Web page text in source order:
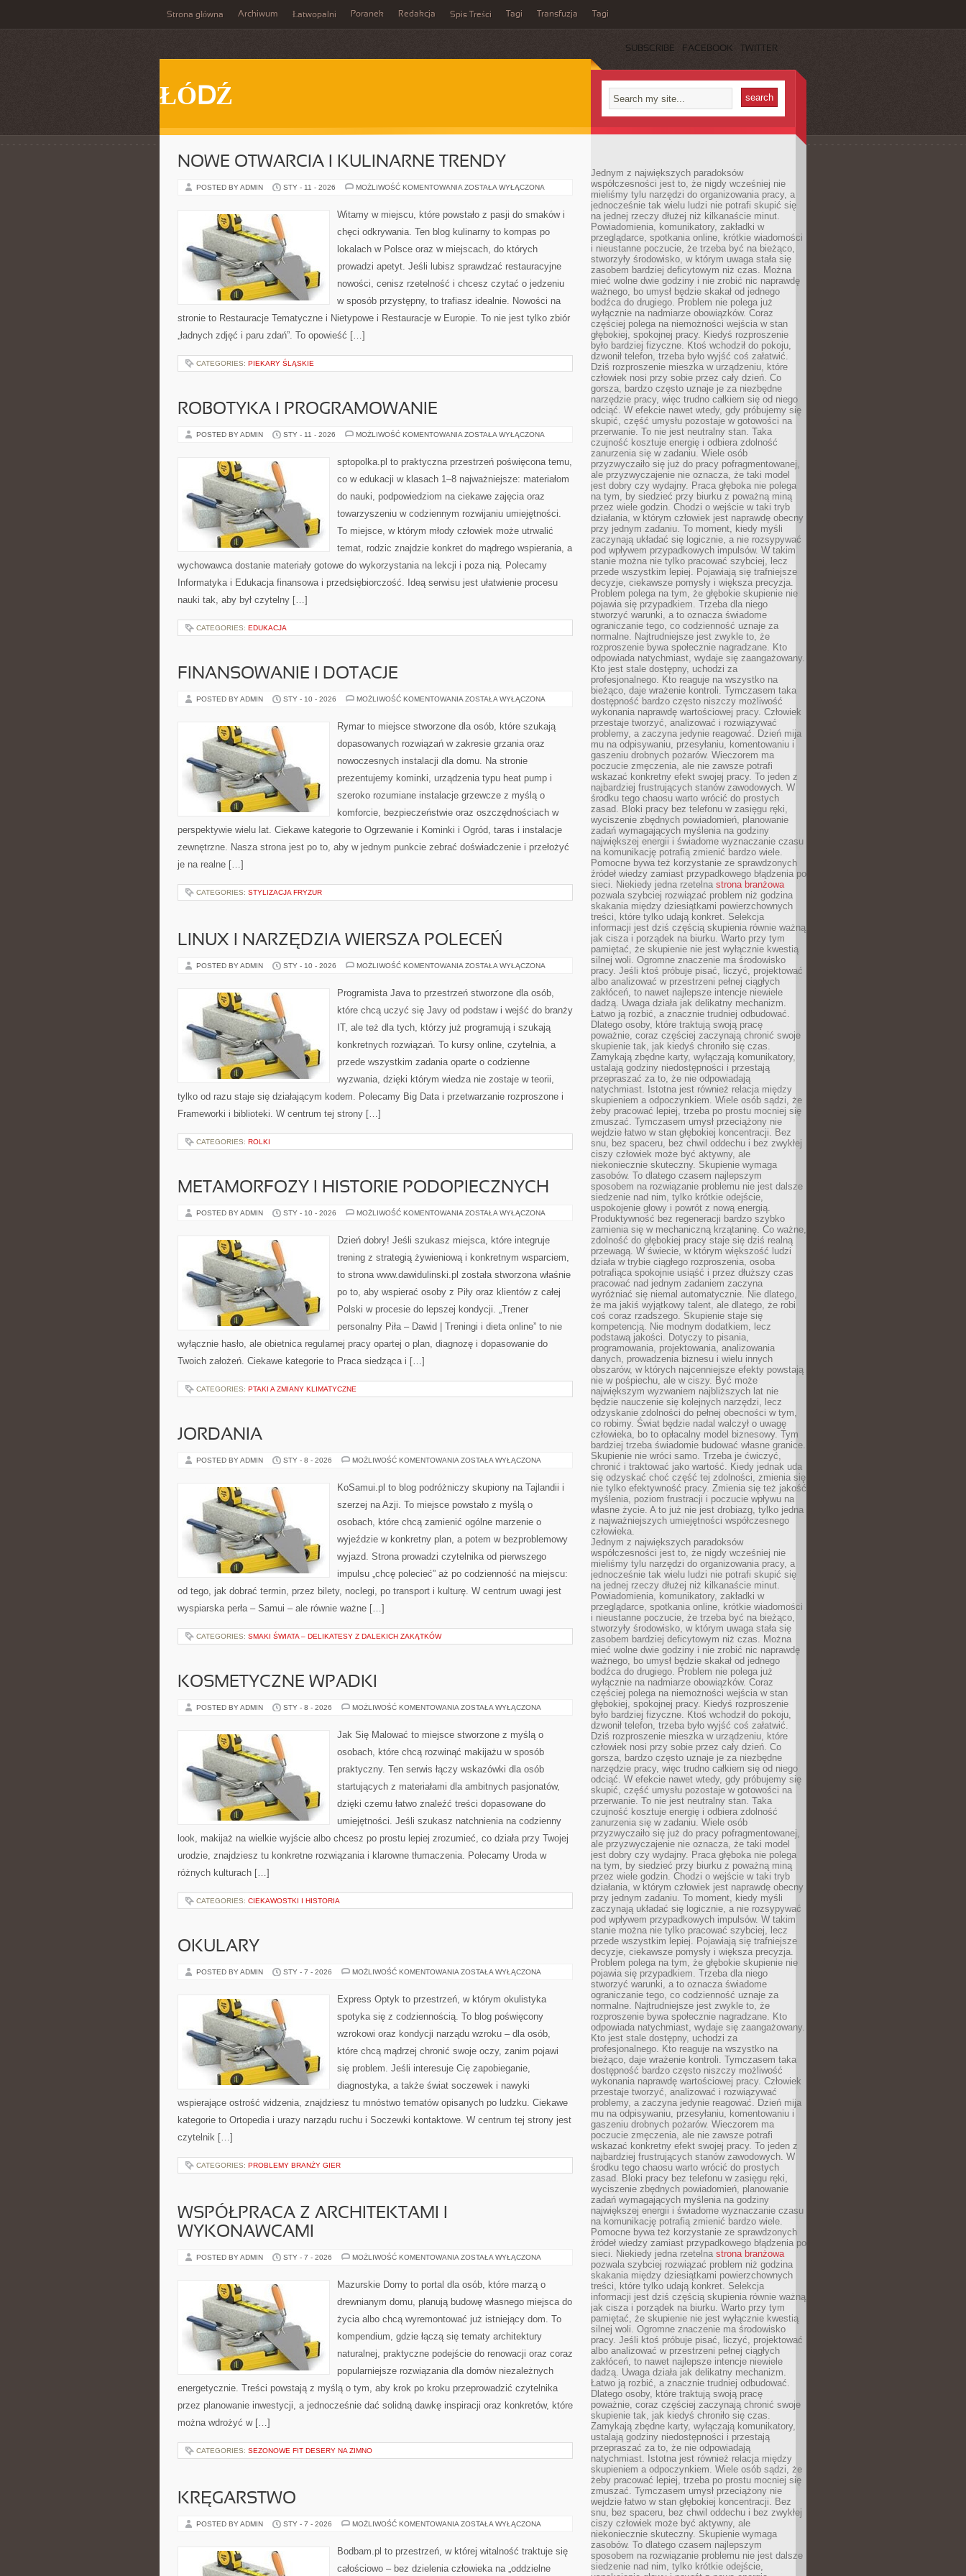
Strona główna Archiwum Łatwopalni Poranek Redakcja Spis Treści Tagi Transfuzja Tagi
SUBSCRIBE FACEBOOK TWITTER
ŁÓDŹ
NOWE OTWARCIA I KULINARNE TRENDY
POSTED BY ADMIN STY - 11 - 2026 MOŻLIWOŚĆ KOMENTOWANIA NOWE
KULINARNE
TRENDY
ZOSTAŁA WYŁĄCZONA
Witamy w miejscu, które powstało z pasji do smaków i
chęci odkrywania. Ten blog kulinarny to kompas po
lokalach w Polsce oraz w miejscach, do których
prowadzi apetyt. Jeśli lubisz sprawdzać restauracyjne
nowości, cenisz rzetelność i chcesz czytać o jedzeniu
w sposób przystępny, to trafiasz idealnie. Nowości na
stronie to Restauracje Tematyczne i Nietypowe i Restauracje w Europie. To nie jest tylko zbiór
„ładnych zdjęć i paru zdań”. To opowieść […]
CATEGORIES: PIEKARY ŚLĄSKIE
ROBOTYKA I PROGRAMOWANIE
POSTED BY ADMIN STY - 11 - 2026 MOŻLIWOŚĆ KOMENTOWANIA ROBOTYKA
ZOSTAŁA WYŁĄCZONA
sptopolka.pl to praktyczna przestrzeń poświęcona temu,
co w edukacji w klasach 1–8 najważniejsze: materiałom
do nauki, podpowiedziom na ciekawe zajęcia oraz
towarzyszeniu w codziennym rozwijaniu umiejętności.
To miejsce, w którym młody człowiek może utrwalić
temat, rodzic znajdzie konkret do mądrego wspierania, a
wychowawca dostanie materiały gotowe do wykorzystania na lekcji i poza nią. Polecamy
Informatyka i Edukacja finansowa i przedsiębiorczość. Ideą serwisu jest ułatwienie procesu
nauki tak, aby był czytelny […]
CATEGORIES: EDUKACJA
FINANSOWANIE I DOTACJE
POSTED BY ADMIN STY - 10 - 2026 MOŻLIWOŚĆ KOMENTOWANIA FINANSOWANIE
ZOSTAŁA WYŁĄCZONA
Rymar to miejsce stworzone dla osób, które szukają
dopasowanych rozwiązań w zakresie grzania oraz
nowoczesnych instalacji dla domu. Na stronie
prezentujemy kominki, urządzenia typu heat pump i
szeroko rozumiane instalacje grzewcze z myślą o
komforcie, bezpieczeństwie oraz oszczędnościach w
perspektywie wielu lat. Ciekawe kategorie to Ogrzewanie i Kominki i Ogród, taras i instalacje
zewnętrzne. Nasza strona jest po to, aby w jednym punkcie zebrać doświadczenie i przełożyć
je na realne […]
CATEGORIES: STYLIZACJA FRYZUR
LINUX I NARZĘDZIA WIERSZA POLECEŃ
POSTED BY ADMIN STY - 10 - 2026 MOŻLIWOŚĆ KOMENTOWANIA LINUX
WIERSZA
POLECEŃ
ZOSTAŁA WYŁĄCZONA
Programista Java to przestrzeń stworzone dla osób,
które chcą uczyć się Javy od podstaw i wejść do branży
IT, ale też dla tych, którzy już programują i szukają
konkretnych rozwiązań. To kursy online, czytelnia, a
przede wszystkim zadania oparte o codzienne
wyzwania, dzięki którym wiedza nie zostaje w teorii,
tylko od razu staje się działającym kodem. Polecamy Big Data i przetwarzanie rozproszone i
Frameworki i biblioteki. W centrum tej strony […]
CATEGORIES: ROLKI
METAMORFOZY I HISTORIE PODOPIECZNYCH
POSTED BY ADMIN STY - 10 - 2026 MOŻLIWOŚĆ KOMENTOWANIA METAMORFOZY
PODOPIECZNYCH
ZOSTAŁA WYŁĄCZONA
Dzień dobry! Jeśli szukasz miejsca, które integruje
trening z strategią żywieniową i konkretnym wsparciem,
to strona www.dawidulinski.pl została stworzona właśnie
po to, aby wspierać osoby z Piły oraz klientów z całej
Polski w procesie do lepszej kondycji. „Trener
personalny Piła – Dawid | Treningi i dieta online” to nie
wyłącznie hasło, ale obietnica regularnej pracy opartej o plan, diagnozę i dopasowanie do
Twoich założeń. Ciekawe kategorie to Praca siedząca i […]
CATEGORIES: PTAKI A ZMIANY KLIMATYCZNE
JORDANIA
POSTED BY ADMIN STY - 8 - 2026 MOŻLIWOŚĆ KOMENTOWANIA JORDANIA
ZOSTAŁA WYŁĄCZONA
KoSamui.pl to blog podróżniczy skupiony na Tajlandii i
szerzej na Azji. To miejsce powstało z myślą o
osobach, które chcą zamienić ogólne marzenie o
wyjeździe w konkretny plan, a potem w bezproblemowy
wyjazd. Strona prowadzi czytelnika od pierwszego
impulsu „chcę polecieć” aż po codzienność na miejscu:
od tego, jak dobrać termin, przez bilety, noclegi, po transport i kulturę. W centrum uwagi jest
wyspiarska perła – Samui – ale równie ważne […]
CATEGORIES: SMAKI ŚWIATA – DELIKATESY Z DALEKICH ZAKĄTKÓW
KOSMETYCZNE WPADKI
POSTED BY ADMIN STY - 8 - 2026 MOŻLIWOŚĆ KOMENTOWANIA KOSMETYCZNE
ZOSTAŁA WYŁĄCZONA
Jak Się Malować to miejsce stworzone z myślą o
osobach, które chcą rozwinąć makijażu w sposób
praktyczny. Ten serwis łączy wskazówki dla osób
startujących z materiałami dla ambitnych pasjonatów,
dzięki czemu łatwo znaleźć treści dopasowane do
umiejętności. Jeśli szukasz natchnienia na codzienny
look, makijaż na wielkie wyjście albo chcesz po prostu lepiej zrozumieć, co działa przy Twojej
urodzie, znajdziesz tu konkretne rozwiązania i klarowne tłumaczenia. Polecamy Uroda w
różnych kulturach […]
CATEGORIES: CIEKAWOSTKI I HISTORIA
OKULARY
POSTED BY ADMIN STY - 7 - 2026 MOŻLIWOŚĆ KOMENTOWANIA OKULARY
ZOSTAŁA WYŁĄCZONA
Express Optyk to przestrzeń, w którym okulistyka
spotyka się z codziennością. To blog poświęcony
wzrokowi oraz kondycji narządu wzroku – dla osób,
które chcą mądrzej chronić swoje oczy, zanim pojawi
się problem. Jeśli interesuje Cię zapobieganie,
diagnostyka, a także świat soczewek i nawyki
wspierające ostrość widzenia, znajdziesz tu mnóstwo tematów opisanych po ludzku. Ciekawe
kategorie to Ortopedia i urazy narządu ruchu i Soczewki kontaktowe. W centrum tej strony jest
czytelnik […]
CATEGORIES: PROBLEMY BRANŻY GIER
WSPÓŁPRACA Z ARCHITEKTAMI I
WYKONAWCAMI
POSTED BY ADMIN STY - 7 - 2026 MOŻLIWOŚĆ KOMENTOWANIA WSPÓŁPRACA
WYKONAWCAMI
ZOSTAŁA WYŁĄCZONA
Mazurskie Domy to portal dla osób, które marzą o
drewnianym domu, planują budowę własnego miejsca do
życia albo chcą wyremontować już istniejący dom. To
kompendium, gdzie łączą się tematy architektury
naturalnej, praktyczne podejście do renowacji oraz coraz
popularniejsze rozwiązania dla domów niezależnych
energetycznie. Treści powstają z myślą o tym, aby krok po kroku przeprowadzić czytelnika
przez planowanie inwestycji, a jednocześnie dać solidną dawkę inspiracji oraz konkretów, które
można wdrożyć w […]
CATEGORIES: SEZONOWE FIT DESERY NA ZIMNO
KRĘGARSTWO
POSTED BY ADMIN STY - 7 - 2026 MOŻLIWOŚĆ KOMENTOWANIA KRĘGARSTWO
ZOSTAŁA WYŁĄCZONA
Bodbam.pl to przestrzeń, w której witalność traktuje się
całościowo – bez dzielenia człowieka na „oddzielne
Jednym z największych paradoksów
współczesności jest to, że nigdy wcześniej nie
mieliśmy tylu narzędzi do organizowania pracy, a
jednocześnie tak wielu ludzi nie potrafi skupić się
na jednej rzeczy dłużej niż kilkanaście minut.
Powiadomienia, komunikatory, zakładki w
przeglądarce, spotkania online, krótkie wiadomości
i nieustanne poczucie, że trzeba być na bieżąco,
stworzyły środowisko, w którym uwaga stała się
zasobem bardziej deficytowym niż czas. Można
mieć wolne dwie godziny i nie zrobić nic naprawdę
ważnego, bo umysł będzie skakał od jednego
bodźca do drugiego. Problem nie polega już
wyłącznie na nadmiarze obowiązków. Coraz
częściej polega na niemożności wejścia w stan
głębokiej, spokojnej pracy. Kiedyś rozproszenie
było bardziej fizyczne. Ktoś wchodził do pokoju,
dzwonił telefon, trzeba było wyjść coś załatwić.
Dziś rozproszenie mieszka w urządzeniu, które
człowiek nosi przy sobie przez cały dzień. Co
gorsza, bardzo często uznaje je za niezbędne
narzędzie pracy, więc trudno całkiem się od niego
odciąć. W efekcie nawet wtedy, gdy próbujemy się
skupić, część umysłu pozostaje w gotowości na
przerwanie. To nie jest neutralny stan. Taka
czujność kosztuje energię i odbiera zdolność
zanurzenia się w zadaniu. Wiele osób
przyzwyczaiło się już do pracy pofragmentowanej,
ale przyzwyczajenie nie oznacza, że taki model
jest dobry czy wydajny. Praca głęboka nie polega
na tym, by siedzieć przy biurku z poważną miną
przez wiele godzin. Chodzi o wejście w taki tryb
działania, w którym człowiek jest naprawdę obecny
przy jednym zadaniu. To moment, kiedy myśli
zaczynają układać się logicznie, a nie rozsypywać
pod wpływem przypadkowych impulsów. W takim
stanie można nie tylko pracować szybciej, lecz
przede wszystkim lepiej. Pojawiają się trafniejsze
decyzje, ciekawsze pomysły i większa precyzja.
Problem polega na tym, że głębokie skupienie nie
pojawia się przypadkiem. Trzeba dla niego
stworzyć warunki, a to oznacza świadome
ograniczanie tego, co codzienność uznaje za
normalne. Najtrudniejsze jest zwykle to, że
rozproszenie bywa społecznie nagradzane. Kto
odpowiada natychmiast, wydaje się zaangażowany.
Kto jest stale dostępny, uchodzi za
profesjonalnego. Kto reaguje na wszystko na
bieżąco, daje wrażenie kontroli. Tymczasem taka
dostępność bardzo często niszczy możliwość
wykonania naprawdę wartościowej pracy. Człowiek
przestaje tworzyć, analizować i rozwiązywać
problemy, a zaczyna jedynie reagować. Dzień mija
mu na odpisywaniu, przesyłaniu, komentowaniu i
gaszeniu drobnych pożarów. Wieczorem ma
poczucie zmęczenia, ale nie zawsze potrafi
wskazać konkretny efekt swojej pracy. To jeden z
najbardziej frustrujących stanów zawodowych. W
środku tego chaosu warto wrócić do prostych
zasad. Bloki pracy bez telefonu w zasięgu ręki,
wyciszenie zbędnych powiadomień, planowanie
zadań wymagających myślenia na godziny
największej energii i świadome wyznaczanie czasu
na komunikację potrafią zmienić bardzo wiele.
Pomocne bywa też korzystanie ze sprawdzonych
źródeł wiedzy zamiast przypadkowego błądzenia po
sieci. Niekiedy jedna rzetelna strona branżowa
pozwala szybciej rozwiązać problem niż godzina
skakania między dziesiątkami powierzchownych
treści, które tylko udają konkret. Selekcja
informacji jest dziś częścią skupienia równie ważną
jak cisza i porządek na biurku. Warto przy tym
pamiętać, że skupienie nie jest wyłącznie kwestią
silnej woli. Ogromne znaczenie ma środowisko
pracy. Jeśli ktoś próbuje pisać, liczyć, projektować
albo analizować w przestrzeni pełnej ciągłych
zakłóceń, to nawet najlepsze intencje niewiele
dadzą. Uwaga działa jak delikatny mechanizm.
Łatwo ją rozbić, a znacznie trudniej odbudować.
Dlatego osoby, które traktują swoją pracę
poważnie, coraz częściej zaczynają chronić swoje
skupienie tak, jak kiedyś chroniło się czas.
Zamykają zbędne karty, wyłączają komunikatory,
ustalają godziny niedostępności i przestają
przepraszać za to, że nie odpowiadają
natychmiast. Istotna jest również relacja między
skupieniem a odpoczynkiem. Wiele osób sądzi, że
żeby pracować lepiej, trzeba po prostu mocniej się
zmuszać. Tymczasem umysł przeciążony nie
wejdzie łatwo w stan głębokiej koncentracji. Bez
snu, bez spaceru, bez chwil oddechu i bez zwykłej
ciszy człowiek może być aktywny, ale
niekoniecznie skuteczny. Skupienie wymaga
zasobów. To dlatego czasem najlepszym
sposobem na rozwiązanie problemu nie jest dalsze
siedzenie nad nim, tylko krótkie odejście,
uspokojenie głowy i powrót z nową energią.
Produktywność bez regeneracji bardzo szybko
zamienia się w mechaniczną krzątaninę. Co ważne,
zdolność do głębokiej pracy staje się dziś realną
przewagą. W świecie, w którym większość ludzi
działa w trybie ciągłego rozproszenia, osoba
potrafiąca spokojnie usiąść i przez dłuższy czas
pracować nad jednym zadaniem zaczyna
wyróżniać się niemal automatycznie. Nie dlatego,
że ma jakiś wyjątkowy talent, ale dlatego, że robi
coś coraz rzadszego. Skupienie staje się
kompetencją. Nie modnym dodatkiem, lecz
podstawą jakości. Dotyczy to pisania,
programowania, projektowania, analizowania
danych, prowadzenia biznesu i wielu innych
obszarów, w których najcenniejsze efekty powstają
nie w pośpiechu, ale w ciszy. Być może
największym wyzwaniem najbliższych lat nie
będzie nauczenie się kolejnych narzędzi, lecz
odzyskanie zdolności do pełnej obecności w tym,
co robimy. Świat będzie nadal walczył o uwagę
człowieka, bo to opłacalny model biznesowy. Tym
bardziej trzeba świadomie budować własne granice.
Skupienie nie wróci samo. Trzeba je ćwiczyć,
chronić i traktować jako wartość. Kiedy jednak uda
się odzyskać choć część tej zdolności, zmienia się
nie tylko efektywność pracy. Zmienia się też jakość
myślenia, poziom frustracji i poczucie wpływu na
własne życie. A to już nie jest drobiazg, tylko jedna
z najważniejszych umiejętności współczesnego
człowieka.
Jednym z największych paradoksów
współczesności jest to, że nigdy wcześniej nie
mieliśmy tylu narzędzi do organizowania pracy, a
jednocześnie tak wielu ludzi nie potrafi skupić się
na jednej rzeczy dłużej niż kilkanaście minut.
Powiadomienia, komunikatory, zakładki w
przeglądarce, spotkania online, krótkie wiadomości
i nieustanne poczucie, że trzeba być na bieżąco,
stworzyły środowisko, w którym uwaga stała się
zasobem bardziej deficytowym niż czas. Można
mieć wolne dwie godziny i nie zrobić nic naprawdę
ważnego, bo umysł będzie skakał od jednego
bodźca do drugiego. Problem nie polega już
wyłącznie na nadmiarze obowiązków. Coraz
częściej polega na niemożności wejścia w stan
głębokiej, spokojnej pracy. Kiedyś rozproszenie
było bardziej fizyczne. Ktoś wchodził do pokoju,
dzwonił telefon, trzeba było wyjść coś załatwić.
Dziś rozproszenie mieszka w urządzeniu, które
człowiek nosi przy sobie przez cały dzień. Co
gorsza, bardzo często uznaje je za niezbędne
narzędzie pracy, więc trudno całkiem się od niego
odciąć. W efekcie nawet wtedy, gdy próbujemy się
skupić, część umysłu pozostaje w gotowości na
przerwanie. To nie jest neutralny stan. Taka
czujność kosztuje energię i odbiera zdolność
zanurzenia się w zadaniu. Wiele osób
przyzwyczaiło się już do pracy pofragmentowanej,
ale przyzwyczajenie nie oznacza, że taki model
jest dobry czy wydajny. Praca głęboka nie polega
na tym, by siedzieć przy biurku z poważną miną
przez wiele godzin. Chodzi o wejście w taki tryb
działania, w którym człowiek jest naprawdę obecny
przy jednym zadaniu. To moment, kiedy myśli
zaczynają układać się logicznie, a nie rozsypywać
pod wpływem przypadkowych impulsów. W takim
stanie można nie tylko pracować szybciej, lecz
przede wszystkim lepiej. Pojawiają się trafniejsze
decyzje, ciekawsze pomysły i większa precyzja.
Problem polega na tym, że głębokie skupienie nie
pojawia się przypadkiem. Trzeba dla niego
stworzyć warunki, a to oznacza świadome
ograniczanie tego, co codzienność uznaje za
normalne. Najtrudniejsze jest zwykle to, że
rozproszenie bywa społecznie nagradzane. Kto
odpowiada natychmiast, wydaje się zaangażowany.
Kto jest stale dostępny, uchodzi za
profesjonalnego. Kto reaguje na wszystko na
bieżąco, daje wrażenie kontroli. Tymczasem taka
dostępność bardzo często niszczy możliwość
wykonania naprawdę wartościowej pracy. Człowiek
przestaje tworzyć, analizować i rozwiązywać
problemy, a zaczyna jedynie reagować. Dzień mija
mu na odpisywaniu, przesyłaniu, komentowaniu i
gaszeniu drobnych pożarów. Wieczorem ma
poczucie zmęczenia, ale nie zawsze potrafi
wskazać konkretny efekt swojej pracy. To jeden z
najbardziej frustrujących stanów zawodowych. W
środku tego chaosu warto wrócić do prostych
zasad. Bloki pracy bez telefonu w zasięgu ręki,
wyciszenie zbędnych powiadomień, planowanie
zadań wymagających myślenia na godziny
największej energii i świadome wyznaczanie czasu
na komunikację potrafią zmienić bardzo wiele.
Pomocne bywa też korzystanie ze sprawdzonych
źródeł wiedzy zamiast przypadkowego błądzenia po
sieci. Niekiedy jedna rzetelna strona branżowa
pozwala szybciej rozwiązać problem niż godzina
skakania między dziesiątkami powierzchownych
treści, które tylko udają konkret. Selekcja
informacji jest dziś częścią skupienia równie ważną
jak cisza i porządek na biurku. Warto przy tym
pamiętać, że skupienie nie jest wyłącznie kwestią
silnej woli. Ogromne znaczenie ma środowisko
pracy. Jeśli ktoś próbuje pisać, liczyć, projektować
albo analizować w przestrzeni pełnej ciągłych
zakłóceń, to nawet najlepsze intencje niewiele
dadzą. Uwaga działa jak delikatny mechanizm.
Łatwo ją rozbić, a znacznie trudniej odbudować.
Dlatego osoby, które traktują swoją pracę
poważnie, coraz częściej zaczynają chronić swoje
skupienie tak, jak kiedyś chroniło się czas.
Zamykają zbędne karty, wyłączają komunikatory,
ustalają godziny niedostępności i przestają
przepraszać za to, że nie odpowiadają
natychmiast. Istotna jest również relacja między
skupieniem a odpoczynkiem. Wiele osób sądzi, że
żeby pracować lepiej, trzeba po prostu mocniej się
zmuszać. Tymczasem umysł przeciążony nie
wejdzie łatwo w stan głębokiej koncentracji. Bez
snu, bez spaceru, bez chwil oddechu i bez zwykłej
ciszy człowiek może być aktywny, ale
niekoniecznie skuteczny. Skupienie wymaga
zasobów. To dlatego czasem najlepszym
sposobem na rozwiązanie problemu nie jest dalsze
siedzenie nad nim, tylko krótkie odejście,